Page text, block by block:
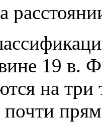
19 в.
на
почти